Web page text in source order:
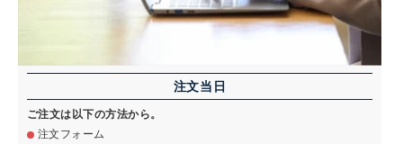
注文当日
ご注文は以下の方法から。
注文フォーム